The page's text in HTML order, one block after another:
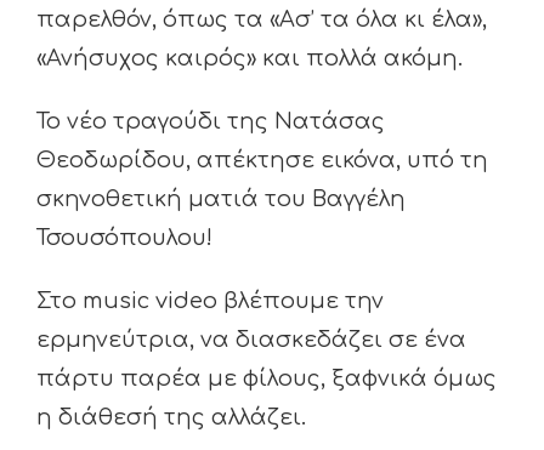
παρελθόν, όπως τα «Ασ’ τα όλα κι έλα»,
«Ανήσυχος καιρός» και πολλά ακόμη.
Το νέο τραγούδι της Νατάσας
Θεοδωρίδου, απέκτησε εικόνα, υπό τη
σκηνοθετική ματιά του Βαγγέλη
Τσουσόπουλου!
Στο music video βλέπουμε την
ερμηνεύτρια, να διασκεδάζει σε ένα
πάρτυ παρέα με φίλους, ξαφνικά όμως
η διάθεσή της αλλάζει.